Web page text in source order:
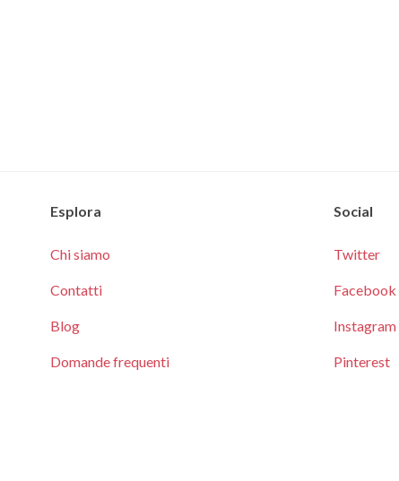
Esplora
Chi siamo
Contatti
Blog
Domande frequenti
Social
Twitter
Facebook
Instagram
Pinterest